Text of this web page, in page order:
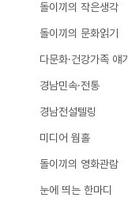
돌이끼의 작은생각
돌이끼의 문화읽기
다문화·건강가족 얘기
경남민속·전통
경남전설텔링
미디어 웜홀
돌이끼의 영화관람
눈에 띄는 한마디